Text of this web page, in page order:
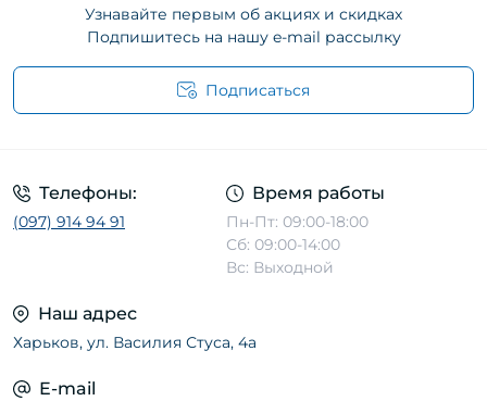
Узнавайте первым об акциях и скидках
Подпишитесь на нашу e-mail рассылку
Подписаться
Телефоны:
(097) 914 94 91
Время работы
Пн-Пт: 09:00-18:00
Сб: 09:00-14:00
Вс: Выходной
Наш адрес
Харьков, ул. Василия Стуса, 4а
E-mail